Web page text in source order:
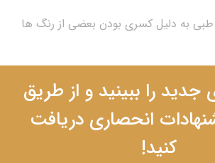
طبی به دلیل کسری بودن بعضی از رنگ ها
را ببینید و از طریق
انحصاری دریافت
کنید!